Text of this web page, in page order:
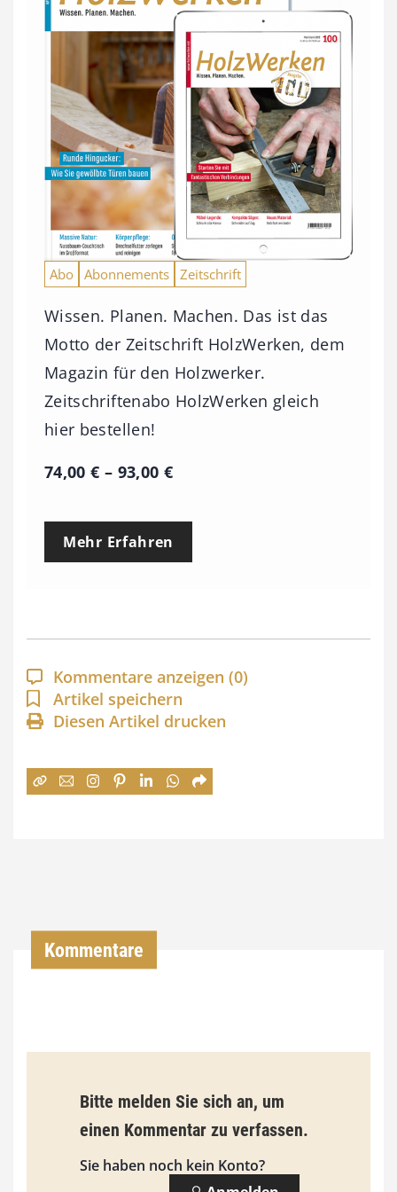
Abo Abonnements Zeitschrift
Wissen. Planen. Machen. Das ist das
Motto der Zeitschrift HolzWerken, dem
Magazin für den Holzwerker.
Zeitschriftenabo HolzWerken gleich
hier bestellen!
74,00€ – 93,00 €P
e
p
a
n
n
:
9
3
0
Mehr Erfahren
Kommentare anzeigen (0)
Artikel speichern
Diesen Artikel drucken
Kommentare
Bitte melden Sie sich an, um
einen Kommentar zu verfassen.
Sie haben noch kein Konto?